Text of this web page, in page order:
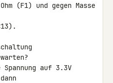
(F1) und gegen Masse
auf 3.3V